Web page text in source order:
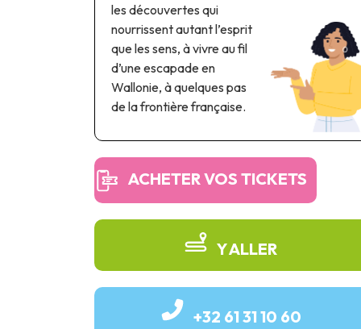
les découvertes qui
nourrissent autant l’esprit
que les sens, à vivre au fil
d’une escapade en
Wallonie, à quelques pas
de la frontière française.
ACHETER VOS TICKETS
Y ALLER
+32 61 31 10 60